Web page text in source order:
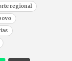
regional